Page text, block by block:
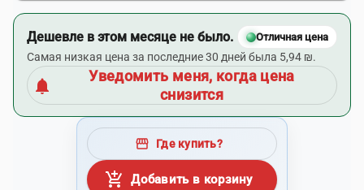
Дешевле в этом месяце не было. Отличная цена
Самая низкая цена за последние 30 дней была 5,94 ₪.
notifications
Уведомить меня, когда цена
снизится
storefront Где купить?
add_shopping_cart Добавить в корзину